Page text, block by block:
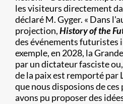
les visiteurs directement
déclaré M. Gyger. « Dans
projection,History of the
des événements futuristes
exemple, en 2028, la
par un dictateur fasciste
de la paix est remporté par
que nous disposions de
avons pu proposer des